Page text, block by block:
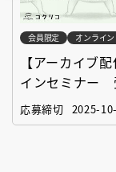
会員限定 オンライン
【アーカイブ
インセミナー
「絵本創作実践
応募締切 2025-